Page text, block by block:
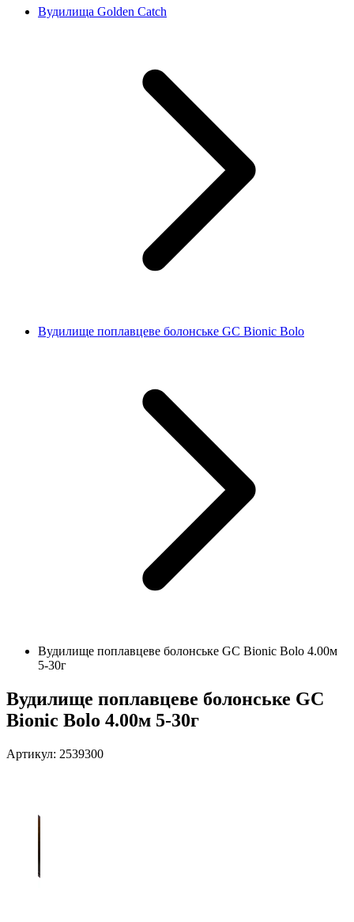
Вудилища Golden Catch
Вудилище поплавцеве болонське GC Bionic Bolo
Вудилище поплавцеве болонське GC Bionic Bolo 4.00м
5-30г
Вудилище поплавцеве болонське GC
Bionic Bolo 4.00м 5-30г
Артикул: 2539300